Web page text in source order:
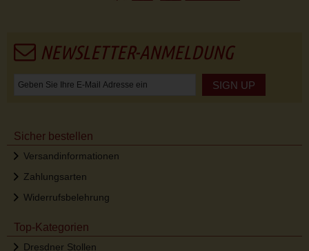
NEWSLETTER-ANMELDUNG
SIGN UP
Sicher bestellen
Versandinformationen
Zahlungsarten
Widerrufsbelehrung
Top-Kategorien
Dresdner Stollen